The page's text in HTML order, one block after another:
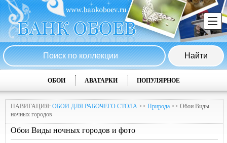
ОБОИ АВАТАРКИ ПОПУЛЯРНОЕ
НАВИГАЦИЯ: ОБОИ ДЛЯ РАБОЧЕГО СТОЛА >> Природа >> Обои Виды
ночных городов
Обои Виды ночных городов и фото